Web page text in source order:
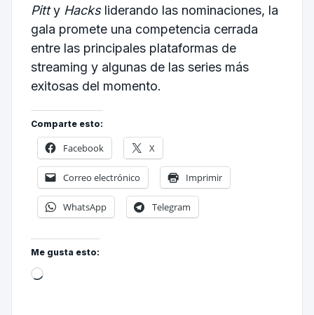
Pitty Hacksliderando las nominaciones, la
gala promete una competencia cerrada
entre las principales plataformas de
streaming y algunas de las series más
exitosas del momento.
Comparte esto:
Facebook X
Correo electrónico Imprimir
WhatsApp Telegram
Me gusta esto: